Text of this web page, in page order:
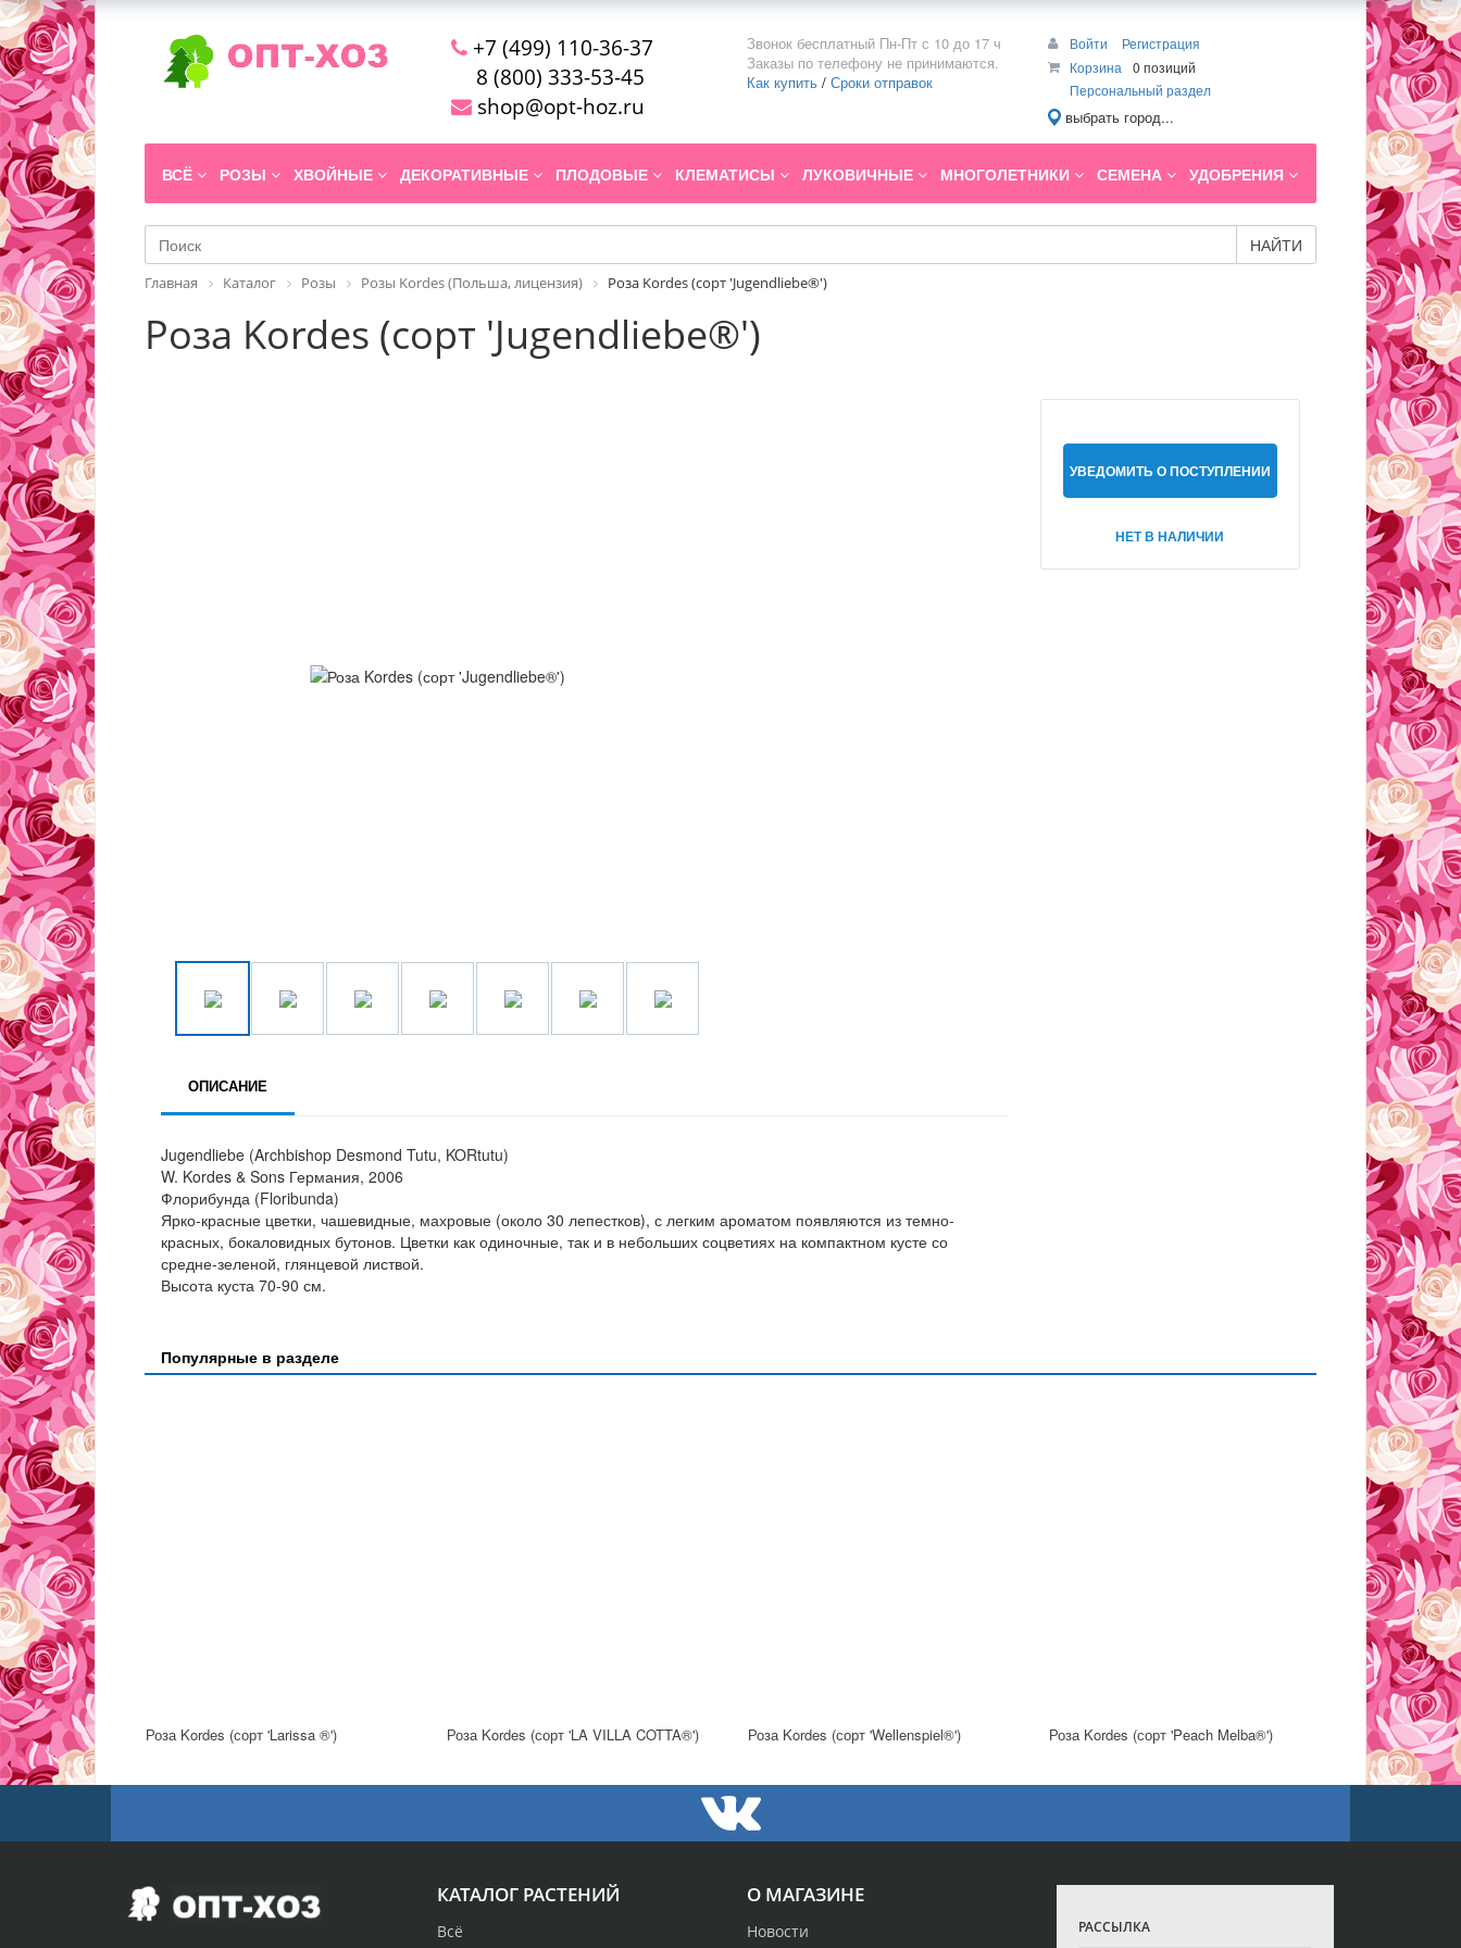
+7 (499) 110-36-37
8 (800) 333-53-45
shop@opt-hoz.ru
Звонок бесплатный Пн-Пт с 10 до 17 ч
Заказы по телефону не принимаются.
Как купить / Сроки отправок
Войти
Регистрация
Корзина
0 позиций
Персональный раздел
выбрать город...
ВСЁ РОЗЫ ХВОЙНЫЕ ДЕКОРАТИВНЫЕ ПЛОДОВЫЕ КЛЕМАТИСЫ ЛУКОВИЧНЫЕ МНОГОЛЕТНИКИ СЕМЕНА УДОБРЕНИЯ
НАЙТИ
Главная Каталог Розы Розы Kordes (Польша, лицензия) Роза Kordes (сорт 'Jugendliebe®')
Роза Kordes (сорт 'Jugendliebe®')
УВЕДОМИТЬ О ПОСТУПЛЕНИИ
НЕТ В НАЛИЧИИ
ОПИСАНИЕ
Jugendliebe (Archbishop Desmond Tutu, KORtutu)
W. Kordes & Sons Германия, 2006
Флорибунда (Floribunda)
Ярко-красные цветки, чашевидные, махровые (около 30 лепестков), с легким ароматом появляются из темно-
красных, бокаловидных бутонов. Цветки как одиночные, так и в небольших соцветиях на компактном кусте со
средне-зеленой, глянцевой листвой.
Высота куста 70-90 см.
Популярные в разделе
Роза Kordes (сорт 'Larissa ®') Роза Kordes (сорт 'LA VILLA COTTA®') Роза Kordes (сорт 'Wellenspiel®') Роза Kordes (сорт 'Peach Melba®')
О МАГАЗИНЕ
Новости
КАТАЛОГ РАСТЕНИЙ
Всё РАССЫЛКА